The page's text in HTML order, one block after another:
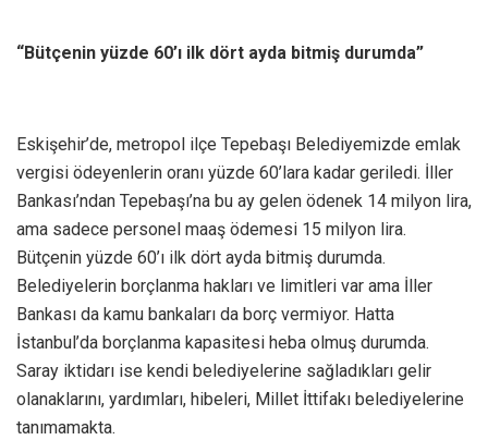
“Bütçenin yüzde 60’ı ilk dört ayda bitmiş durumda”
Eskişehir’de, metropol ilçe Tepebaşı Belediyemizde emlak
vergisi ödeyenlerin oranı yüzde 60’lara kadar geriledi. İller
Bankası’ndan Tepebaşı’na bu ay gelen ödenek 14 milyon lira,
ama sadece personel maaş ödemesi 15 milyon lira.
Bütçenin yüzde 60’ı ilk dört ayda bitmiş durumda.
Belediyelerin borçlanma hakları ve limitleri var ama İller
Bankası da kamu bankaları da borç vermiyor. Hatta
İstanbul’da borçlanma kapasitesi heba olmuş durumda.
Saray iktidarı ise kendi belediyelerine sağladıkları gelir
olanaklarını, yardımları, hibeleri, Millet İttifakı belediyelerine
tanımamakta.